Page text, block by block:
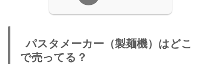
パスタメーカー（製麺機）はどこ
で売ってる？